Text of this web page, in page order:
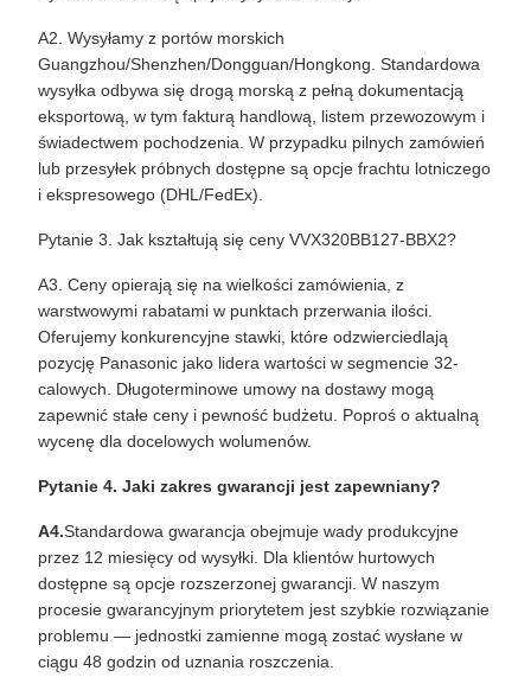
A2. Wysyłamy z portów morskich
Guangzhou/Shenzhen/Dongguan/Hongkong. Standardowa
wysyłka odbywa się drogą morską z pełną dokumentacją
eksportową, w tym fakturą handlową, listem przewozowym i
świadectwem pochodzenia. W przypadku pilnych zamówień
lub przesyłek próbnych dostępne są opcje frachtu lotniczego
i ekspresowego (DHL/FedEx).
Pytanie 3. Jak kształtują się ceny VVX320BB127-BBX2?
A3. Ceny opierają się na wielkości zamówienia, z
warstwowymi rabatami w punktach przerwania ilości.
Oferujemy konkurencyjne stawki, które odzwierciedlają
pozycję Panasonic jako lidera wartości w segmencie 32-
calowych. Długoterminowe umowy na dostawy mogą
zapewnić stałe ceny i pewność budżetu. Poproś o aktualną
wycenę dla docelowych wolumenów.
Pytanie 4. Jaki zakres gwarancji jest zapewniany?
A4.Standardowa gwarancja obejmuje wady produkcyjne
przez 12 miesięcy od wysyłki. Dla klientów hurtowych
dostępne są opcje rozszerzonej gwarancji. W naszym
procesie gwarancyjnym priorytetem jest szybkie rozwiązanie
problemu — jednostki zamienne mogą zostać wysłane w
ciągu 48 godzin od uznania roszczenia.